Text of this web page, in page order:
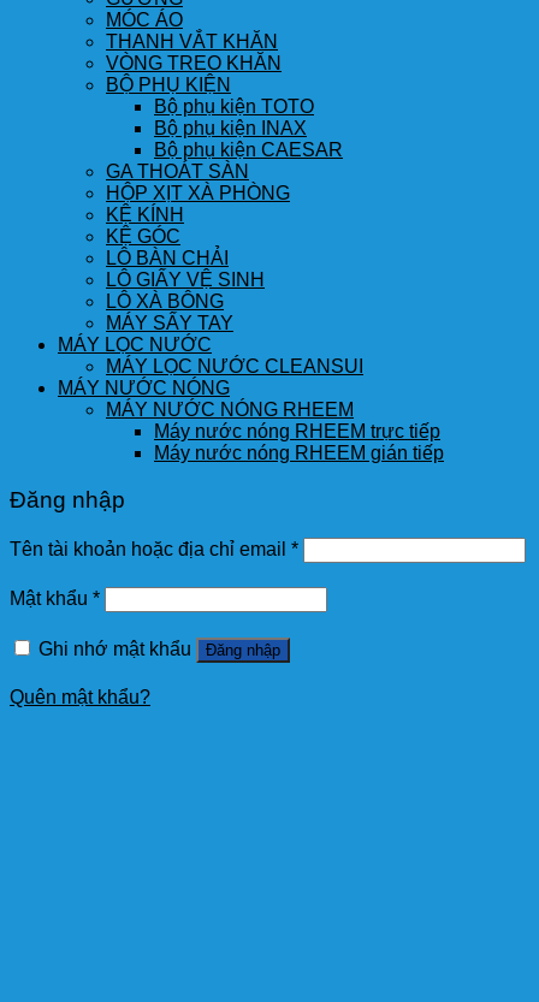
MÓC ÁO
THANH VẮT KHĂN
VÒNG TREO KHĂN
BỘ PHỤ KIỆN
Bộ phụ kiện TOTO
Bộ phụ kiện INAX
Bộ phụ kiện CAESAR
GA THOÁT SÀN
HỘP XỊT XÀ PHÒNG
KỆ KÍNH
KỆ GÓC
LÔ BÀN CHẢI
LÔ GIẤY VỆ SINH
LÔ XÀ BÔNG
MÁY SẤY TAY
MÁY LỌC NƯỚC
MÁY LỌC NƯỚC CLEANSUI
MÁY NƯỚC NÓNG
MÁY NƯỚC NÓNG RHEEM
Máy nước nóng RHEEM trực tiếp
Máy nước nóng RHEEM gián tiếp
Đăng nhập
Tên tài khoản hoặc địa chỉ email *
Mật khẩu *
Ghi nhớ mật khẩu Đăng nhập
Quên mật khẩu?